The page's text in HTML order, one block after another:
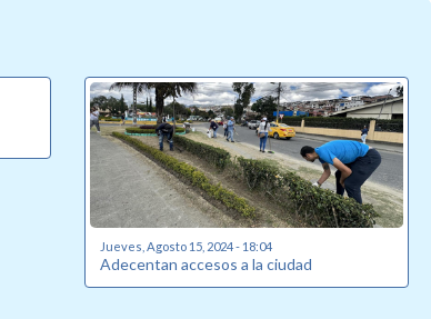
Jueves, Agosto 15, 2024 - 18:04
Adecentan accesos a la ciudad